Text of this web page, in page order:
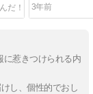
3年前
に惹きつけられる内
し、個性的でおし